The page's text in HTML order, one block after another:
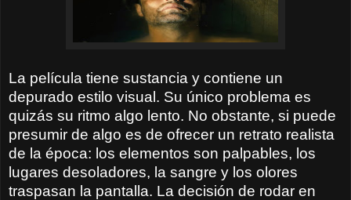
La película tiene sustancia y contiene un
depurado estilo visual. Su único problema es
quizás su ritmo algo lento. No obstante, si puede
presumir de algo es de ofrecer un retrato realista
de la época: los elementos son palpables, los
lugares desoladores, la sangre y los olores
traspasan la pantalla. La decisión de rodar en